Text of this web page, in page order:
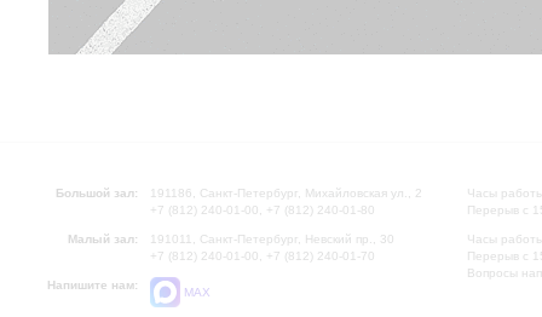
Большой зал:
191186, Санкт-Петербург, Михайловская ул., 2
+7 (812) 240-01-00, +7 (812) 240-01-80
Малый зал:
191011, Санкт-Петербург, Невский пр., 30
+7 (812) 240-01-00, +7 (812) 240-01-70
Напишите нам:
MAX
Часы
Перерыв с
Часы
Перерыв с
Вопросы